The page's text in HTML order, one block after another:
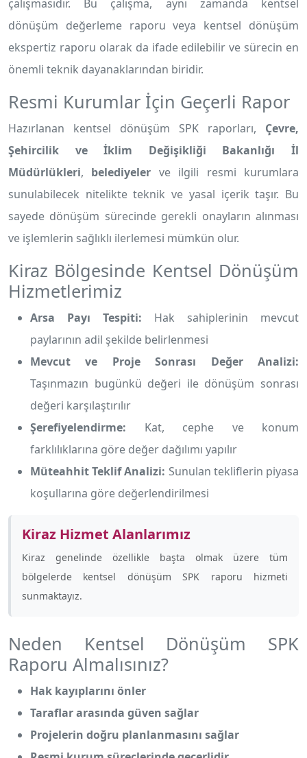
çalışmasıdır. Bu çalışma, aynı zamanda kentsel
dönüşüm değerleme raporu veya kentsel dönüşüm
ekspertiz raporu olarak da ifade edilebilir ve sürecin en
önemli teknik dayanaklarından biridir.
Resmi Kurumlar İçin Geçerli Rapor
Hazırlanan kentsel dönüşüm SPK raporları, Çevre,
Şehircilik ve İklim Değişikliği Bakanlığı İl
Müdürlükleri, belediyeler ve ilgili resmi kurumlara
sunulabilecek nitelikte teknik ve yasal içerik taşır. Bu
sayede dönüşüm sürecinde gerekli onayların alınması
ve işlemlerin sağlıklı ilerlemesi mümkün olur.
Kiraz Bölgesinde Kentsel Dönüşüm
Hizmetlerimiz
Arsa Payı Tespiti: Hak sahiplerinin mevcut
paylarının adil şekilde belirlenmesi
Mevcut ve Proje Sonrası Değer Analizi:
Taşınmazın bugünkü değeri ile dönüşüm sonrası
değeri karşılaştırılır
Şerefiyelendirme: Kat, cephe ve konum
farklılıklarına göre değer dağılımı yapılır
Müteahhit Teklif Analizi: Sunulan tekliflerin piyasa
koşullarına göre değerlendirilmesi
Kiraz Hizmet Alanlarımız
Kiraz genelinde özellikle başta olmak üzere tüm
bölgelerde kentsel dönüşüm SPK raporu hizmeti
sunmaktayız.
Neden Kentsel Dönüşüm SPK
Raporu Almalısınız?
Hak kayıplarını önler
Taraflar arasında güven sağlar
Projelerin doğru planlanmasını sağlar